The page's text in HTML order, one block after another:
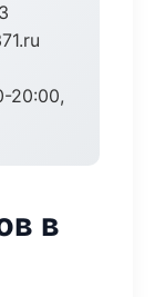
20:00,
в